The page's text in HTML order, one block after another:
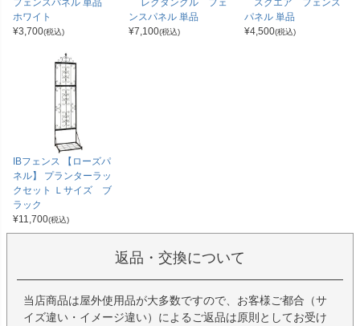
ホワイト
¥3,700(税込)
ンスパネル 単品
¥7,100(税込)
パネル 単品
¥4,500(税込)
IBフェンス 【ローズパ
ネル】 プランターラッ
クセット Ｌサイズ ブ
ラック
¥11,700(税込)
返品・交換について
当店商品は屋外使用品が大多数ですので、お客様ご都合（サ
イズ違い・イメージ違い）によるご返品は原則としてお受け